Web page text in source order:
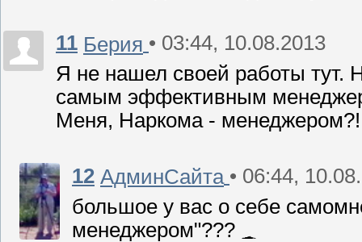
11 Берия • 03:44, 10.08.2013
Я не нашел своей работы тут.
самым эффективным
Меня, Наркома -
12 АдминСайта • 06:44,
большое у вас о себе
менеджером"???